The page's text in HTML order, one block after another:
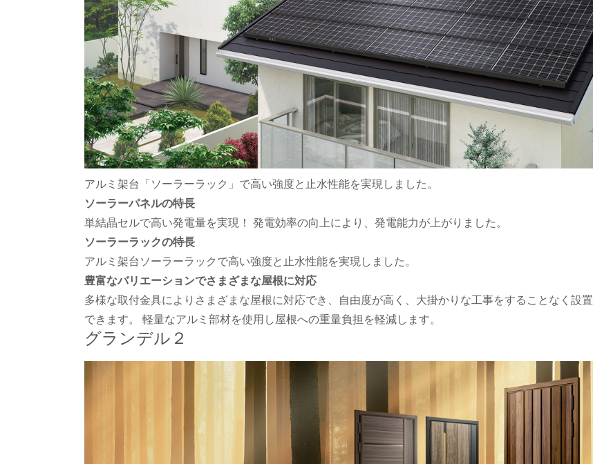
アルミ架台「ソーラーラック」で高い強度と止水性能を実現しました。
ソーラーパネルの特長
単結晶セルで高い発電量を実現！ 発電効率の向上により、発電能力が上がりました。
ソーラーラックの特長
アルミ架台ソーラーラックで高い強度と止水性能を実現しました。
豊富なバリエーションでさまざまな屋根に対応
多様な取付金具によりさまざまな屋根に対応でき、自由度が高く、大掛かりな工事をすることなく設置
できます。 軽量なアルミ部材を使用し屋根への重量負担を軽減します。
グランデル２